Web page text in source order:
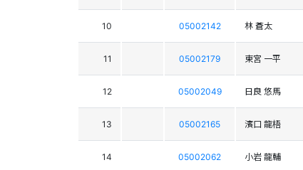
10 05002142 林 蒼太
11 05002179 東宮 一平
12 05002049 日良 悠馬
13 05002165 濱口 龍梧
14 05002062 小岩 龍輔